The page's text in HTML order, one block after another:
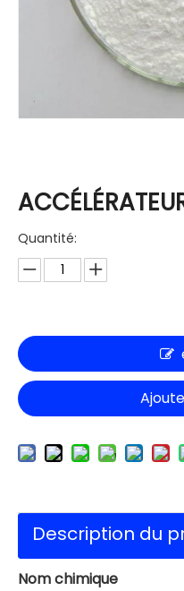
Quantité:
Description du
Nom chimique